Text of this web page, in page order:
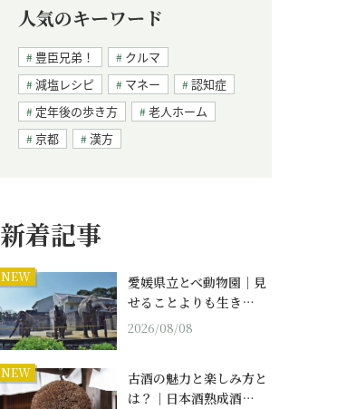
人気のキーワード
豊臣兄弟！
クルマ
減塩レシピ
マネー
認知症
定年後の歩き方
老人ホーム
京都
漢方
新着記事
NEW
愛媛県立とべ動物園｜見
せることよりも生き…
2026/08/08
NEW
古酒の魅力と楽しみ方と
は？｜日本酒熟成酒…